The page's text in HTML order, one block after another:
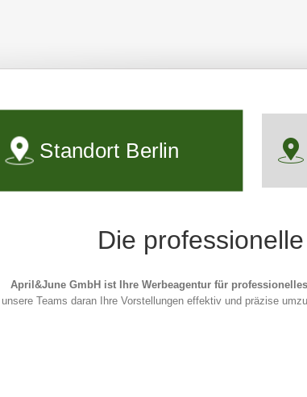
Standort Berlin
Die
April&June GmbH ist Ihre Werbeagentur für
unsere Teams daran Ihre Vorstellungen effektiv und präzise